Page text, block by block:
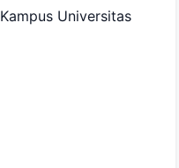
Kampus Universitas